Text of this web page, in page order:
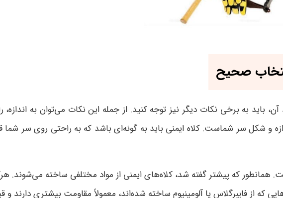
صحیح
آن، باید به برخی نکات دیگر نیز توجه کنید. از جمله این نکات می‌توان به
و شکل سر شماست. کلاه ایمنی باید به گونه‌ای باشد که به راحتی روی سر
همانطور که پیشتر گفته شد، کلاه‌های ایمنی از مواد مختلفی ساخته می‌شوند.
که از فایبرگلاس یا آلومینیوم ساخته شده‌اند، معمولاً مقاومت بیشتری دارند و